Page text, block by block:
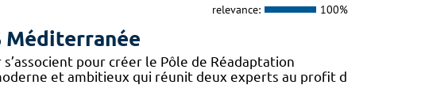
relevance: 100%
Méditerranée
pour créer le Pôle de Réadaptation
et ambitieux qui réunit deux experts au profit d